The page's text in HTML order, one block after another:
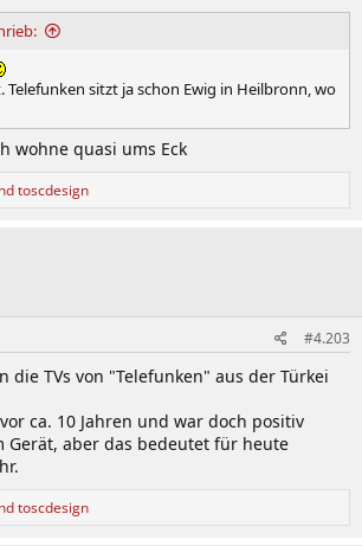
Telefunken sitzt ja schon Ewig in Heilbronn, wo
wohne quasi ums Eck
toscdesign
#4.203
die TVs von "Telefunken" aus der Türkei
ca. 10 Jahren und war doch positiv
Gerät, aber das bedeutet für heute
toscdesign